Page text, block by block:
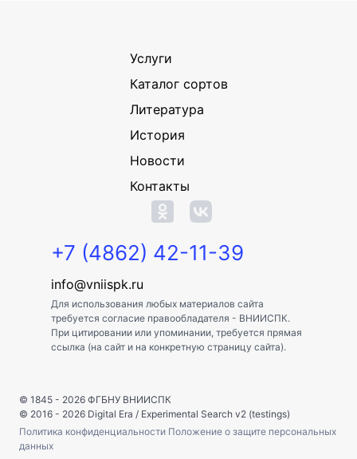
Услуги
Каталог сортов
Литература
История
Новости
Контакты
+7 (4862) 42-11-39
info@vniispk.ru
Для использования любых материалов сайта
требуется согласие правообладателя - ВНИИСПК.
При цитировании или упоминании, требуется прямая
ссылка (на сайт и на конкретную страницу сайта).
© 1845 - 2026 ФГБНУ ВНИИСПК
© 2016 - 2026 Digital Era / Experimental Search v2 (testings)
Политика конфиденциальности Положение о защите персональных
данных